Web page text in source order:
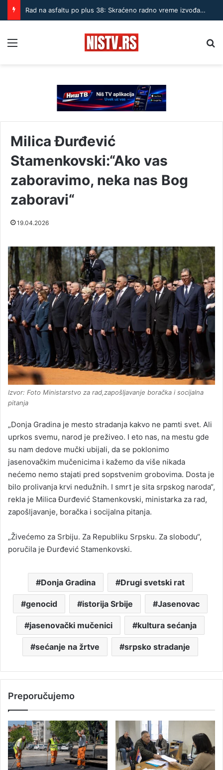
Rad na asfaltu po plus 38: Skraćeno radno vreme izvođača u Nišu
Milica Đurđević
Stamenkovski:“Ako vas
zaboravimo, neka nas Bog
zaboravi“
19.04.2026
Izvor: Foto Ministarstvo za rad,zapošljavanje boračka i socijalna
pitanja
„Donja Gradina je mesto stradanja kakvo ne pamti svet. Ali
uprkos svemu, narod je preživeo. I eto nas, na mestu gde
su nam dedove mučki ubijali, da se poklonimo
jasenovačkim mučenicima i kažemo da više nikada
nećemo nemo stajati pred sopstvenim grobovima. Dosta je
bilo prolivanja krvi nedužnih. I smrt je sita srpskog naroda“,
rekla je Milica Đurđević Stamenkovski, ministarka za rad,
zapošljavanje, boračka i socijalna pitanja.
„Živećemo za Srbiju. Za Republiku Srpsku. Za slobodu“,
poručila je Đurđević Stamenkovski.
Donja Gradina Drugi svetski rat
genocid istorija Srbije Jasenovac
jasenovački mučenici kultura sećanja
sećanje na žrtve srpsko stradanje
Preporučujemo